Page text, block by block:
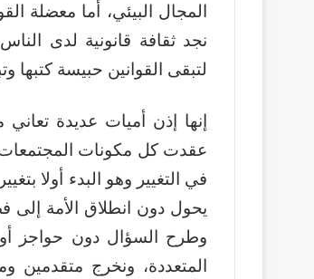
المجال البيئي، أما معضلة
نجد ثقافة قانونية لدى
لتبقى القوانين حبيسة كتبها
إنها إذن أميات عديدة تعاني
عقدت كل مكونات المجتمعات
في التغيير وهو البدء أولا
يحول دون انطلاق الأمة إلى
وطرح السؤال دون حواجز أو
المتعددة، ونخرج متقدمين